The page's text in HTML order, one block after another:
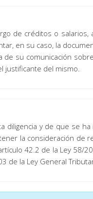
de créditos o
en su caso, la
su comunicación
justificante del mismo.
y de que se
la consideración de
42.2 de la Ley 58/
de la Ley General